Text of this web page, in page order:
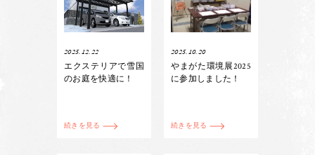
2025.12.22
エクステリアで雪国
のお庭を快適に！
続きを見る
2025.10.20
やまがた環境展2025
に参加しました！
続きを見る